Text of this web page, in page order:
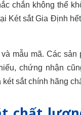
chắn không thể
Két sắt Gia Định
mẫu mã. Các sản
chứng nhận
sắt chính hãng